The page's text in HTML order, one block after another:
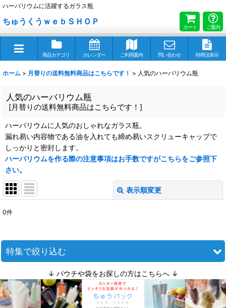
ハーバリウムに活躍するガラス瓶
ちゅうくうｗｅｂＳＨＯＰ
カート ご案内
商品カテゴリ カレンダー ご利用案内 問い合わせ 特商法表示
ホーム > 月替りの送料無料商品はこちらです！ > 人気のハーバリウム瓶
人気のハーバリウム瓶
[月替りの送料無料商品はこちらです！ ]
ハーバリウムに人気のおしゃれなガラス瓶。
漏れ易い内容物である油を入れても締め易いスクリューキャップで
しっかりと密封します。
ハーバリウムを作る際の注意事項はお手数ですがこちらをご参照下
さい。
表示順変更
並び順 :
絞り込む
0件
特集で絞り込む
迷ったら定番商品！
送料無料商品
↓ パウチや袋をお探しの方はこちらへ ↓